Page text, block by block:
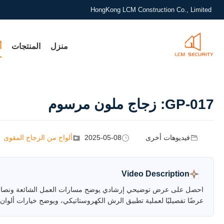
HongKong LCM Construction Co., Limited
منزل المنتجات
GP-017: زجاج ملون مرسوم
فيديوهات أخرى 2025-05-08 ألواح من الزجاج المقوى
Video Description
عرضًا تفصيليًا لعملية تطبيق الرش الكهروستاتيكي، ويوضح خيارات ألوان RAL الشاملة، ويشرح إجراءات مراقبة الجودة التي تضمن اتساق الدفعة ومعايير المتانة.